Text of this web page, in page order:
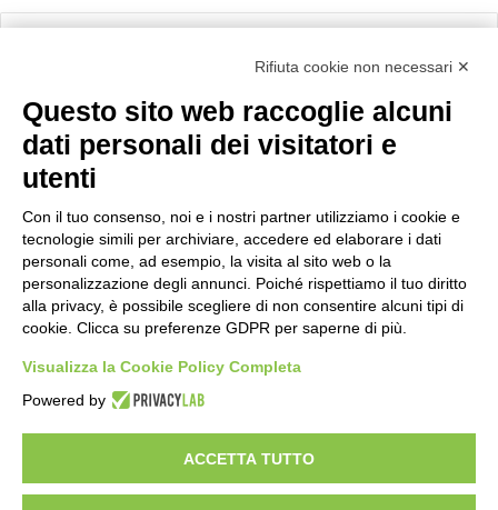
Importo netto (€):
Calcola
Scorporo IVA
Importo lordo (€):
Rifiuta cookie non necessari ✕
Questo sito web raccoglie alcuni
dati personali dei visitatori e
utenti
Con il tuo consenso, noi e i nostri partner utilizziamo i cookie e
tecnologie simili per archiviare, accedere ed elaborare i dati
personali come, ad esempio, la visita al sito web o la
personalizzazione degli annunci. Poiché rispettiamo il tuo diritto
alla privacy, è possibile scegliere di non consentire alcuni tipi di
cookie. Clicca su preferenze GDPR per saperne di più.
Visualizza la Cookie Policy Completa
Powered by
ACCETTA TUTTO